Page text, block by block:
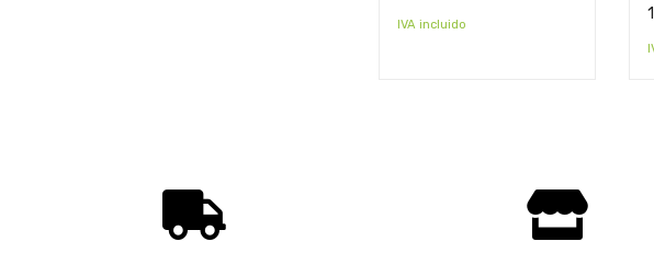
IVA incluido